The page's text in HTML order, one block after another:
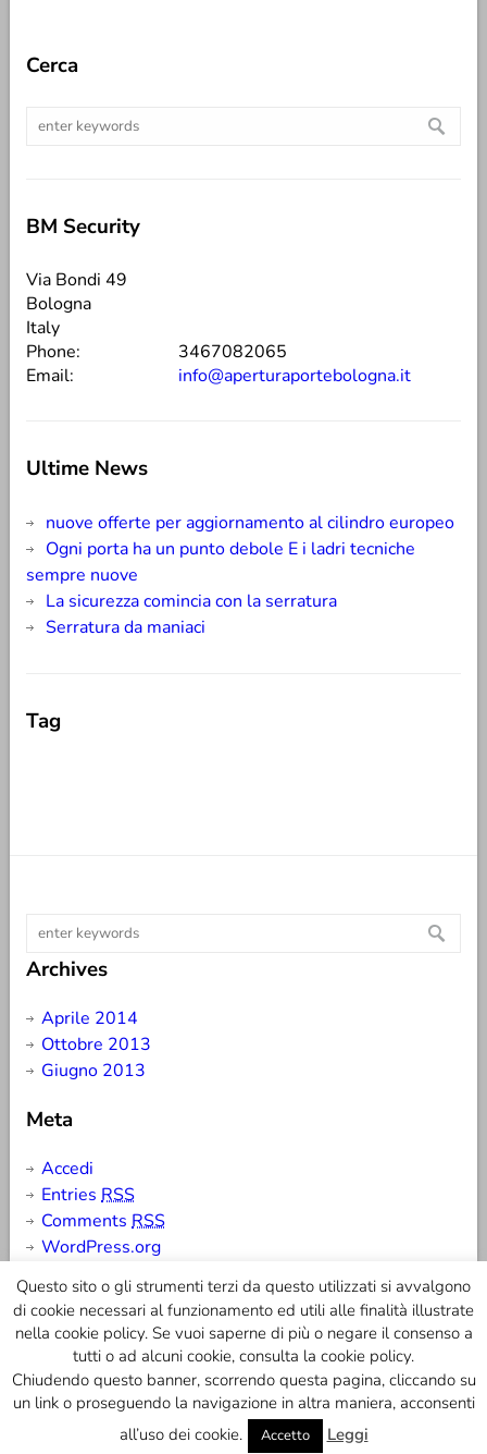
Cerca
BM Security
Via Bondi 49
Bologna
Italy
Phone:
3467082065
Email:
info@aperturaportebologna.it
Ultime News
nuove offerte per aggiornamento al cilindro europeo
Ogni porta ha un punto debole E i ladri tecniche
sempre nuove
La sicurezza comincia con la serratura
Serratura da maniaci
Tag
Archives
Aprile 2014
Ottobre 2013
Giugno 2013
Meta
Accedi
EntriesRSS
CommentsRSS
WordPress.org
BM Security | Sede Legale: Via San Ruffillo 3, San
Lazzaro - Bologna | Sede Operativa: Via Bondi, 49
Bologna | BM Security © 2013 | Tutti i diritti riservati |
Realizzazione Siti Web Bologna
Questo sito o gli strumenti terzi da questo utilizzati si avvalgono
di cookie necessari al funzionamento ed utili alle finalità illustrate
nella cookie policy. Se vuoi saperne di più o negare il consenso a
tutti o ad alcuni cookie, consulta la cookie policy.
Chiudendo questo banner, scorrendo questa pagina, cliccando su
un link o proseguendo la navigazione in altra maniera, acconsenti
all’uso dei cookie.
Accetto Leggi